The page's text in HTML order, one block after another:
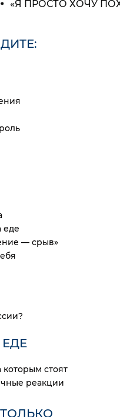
ПРОСТО ХОЧУ
стоят
реакции
еде
— срыв»